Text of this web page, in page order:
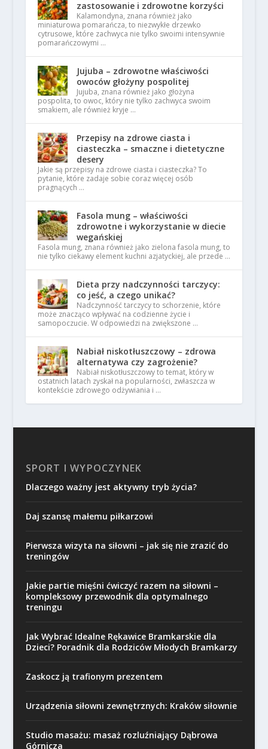
zastosowanie i zdrowotne korzyści
Kalamondyna, znana również jako
miniaturowa pomarańcza, to niezwykłe drzewko
cytrusowe, które zachwyca nie tylko swoimi intensywnie
pomarańczowymi …
Jujuba – zdrowotne właściwości
owoców głożyny pospolitej
Jujuba, znana również jako głożyna
pospolita, to owoc, który nie tylko zachwyca swoim
smakiem, ale również kryje …
Przepisy na zdrowe ciasta i
ciasteczka – smaczne i dietetyczne
desery
Jakie są przepisy na zdrowe ciasta i ciasteczka? To
pytanie, które zadaje sobie coraz więcej osób
pragnących …
Fasola mung – właściwości
zdrowotne i wykorzystanie w diecie
wegańskiej
Fasola mung, znana również jako zielona fasola mung, to
nie tylko ciekawy element kuchni azjatyckiej, ale przede …
Dieta przy nadczynności tarczycy:
co jeść, a czego unikać?
Nadczynność tarczycy to schorzenie, które
może znacząco wpływać na codzienne życie i
samopoczucie. W odpowiedzi na zwiększone …
Nabiał niskotłuszczowy – zdrowa
alternatywa czy zagrożenie?
Nabiał niskotłuszczowy to temat, który w
ostatnich latach zyskał na popularności, zwłaszcza w
kontekście zdrowego odżywiania i …
SPORT I WYPOCZYNEK
Dlaczego ważny jest aktywny tryb życia?
Daj szansę małemu piłkarzowi
Pierwsza wizyta na siłowni – jak się nie zrazić do
treningów
Jakie partie mięśni ćwiczyć razem na siłowni –
kompleksowy przewodnik dla optymalnego
treningu
Jak Wybrać Idealne Rękawice Bramkarskie dla
Dzieci? Poradnik dla Rodziców Młodych Bramkarzy
Zaskocz ją trafionym prezentem
Urządzenia siłowni zewnętrznych: Kraków siłownie
Studio masażu: masaż rozluźniający Dąbrowa
Górnicza